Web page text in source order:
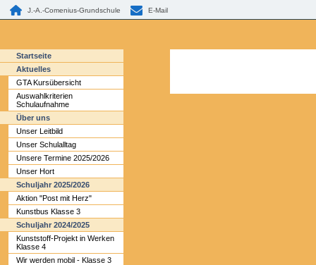
J.-A.-Comenius-Grundschule E-Mail
Startseite
Aktuelles
GTA Kursübersicht
Auswahlkriterien
Schulaufnahme
Über uns
Unser Leitbild
Unser Schulalltag
Unsere Termine 2025/2026
Unser Hort
Schuljahr 2025/2026
Aktion "Post mit Herz"
Kunstbus Klasse 3
Schuljahr 2024/2025
Kunststoff-Projekt in Werken
Klasse 4
Wir werden mobil - Klasse 3